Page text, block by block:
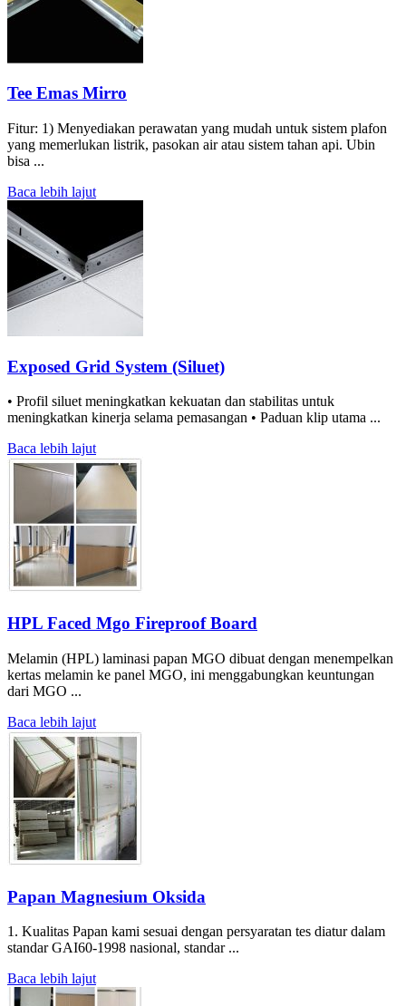
Tee Emas Mirro
Fitur: 1) Menyediakan perawatan yang mudah untuk sistem plafon
yang memerlukan listrik, pasokan air atau sistem tahan api. Ubin
bisa ...
Baca lebih lajut
Exposed Grid System (Siluet)
• Profil siluet meningkatkan kekuatan dan stabilitas untuk
meningkatkan kinerja selama pemasangan • Paduan klip utama ...
Baca lebih lajut
HPL Faced Mgo Fireproof Board
Melamin (HPL) laminasi papan MGO dibuat dengan menempelkan
kertas melamin ke panel MGO, ini menggabungkan keuntungan
dari MGO ...
Baca lebih lajut
Papan Magnesium Oksida
1. Kualitas Papan kami sesuai dengan persyaratan tes diatur dalam
standar GAI60-1998 nasional, standar ...
Baca lebih lajut